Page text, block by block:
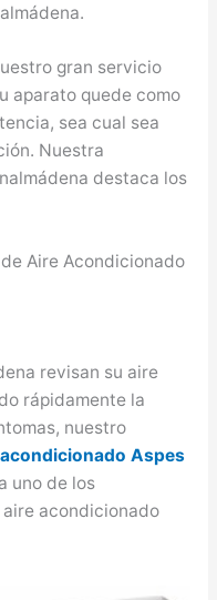
gran servicio
aparato quede como
sea cual sea
Nuestra
destaca los
Aire Acondicionado
revisan su aire
rápidamente la
nuestro
Aspes
uno de los
acondicionado